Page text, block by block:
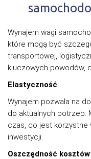
Wynajem wagi
które mogą być
transportowej,
kluczowych powodów,
Elastyczność:
Wynajem pozwala na
do aktualnych potrzeb.
czas, co jest korzystne
inwestycji.
Oszczędność kosztów: